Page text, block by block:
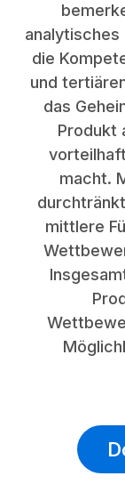
die
und
das
Produkt
macht.
mittlere